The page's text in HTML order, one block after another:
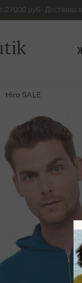
27000 руб -
Hiro SALE